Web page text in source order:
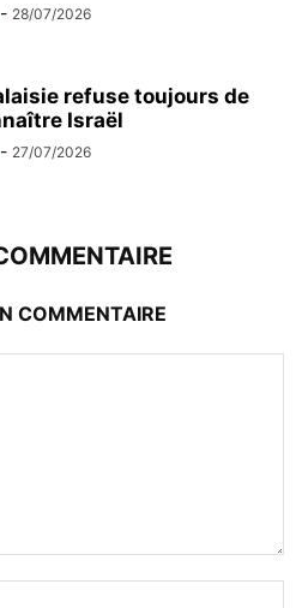
- 28/07/2026
refuse toujours de
Israël
- 27/07/2026
COMMENTAIRE